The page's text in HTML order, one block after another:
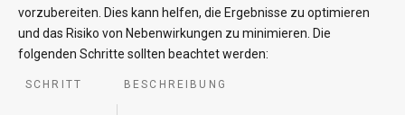
vorzubereiten. Dies kann helfen, die Ergebnisse zu optimieren
und das Risiko von Nebenwirkungen zu minimieren. Die
folgenden Schritte sollten beachtet werden:
SCHRITT BESCHREIBUNG